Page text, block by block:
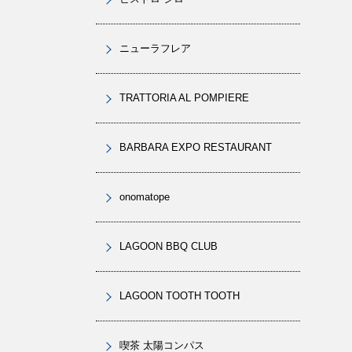
ニューラフレア
TRATTORIA AL POMPIERE
BARBARA EXPO RESTAURANT
onomatope
LAGOON BBQ CLUB
LAGOON TOOTH TOOTH
喫茶 太陽コンパス